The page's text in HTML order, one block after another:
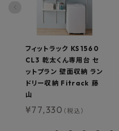
フィットラック KS1560
CL3 乾太くん専用台 セ
ットプラン 壁面収納 ラン
ドリー収納 Fitrack 藤
山
¥77,330 （税込）